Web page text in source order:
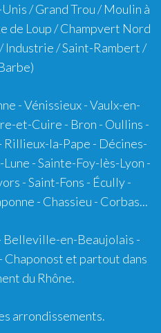
/ Grand Trou / Moulin à
de Loup / Champvert Nord
Industrie / Saint-Rambert /
-Vénissieux-Vaulx-en-
et-Cuire - Bron - Oullins -
Rillieux-la-Pape - Décines-
-Sainte-Foy-lès-Lyon -
-Saint-Fons - Écully-
- Chassieu - Corbas...
Belleville-en-Beaujolais -
- Chaponost et partout dans
du Rhône.
arrondissements.